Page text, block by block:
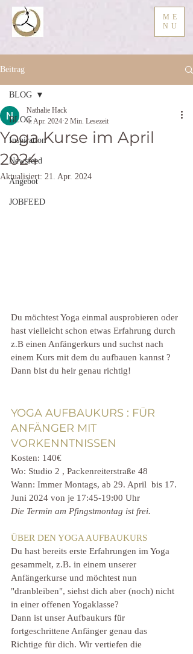
ME
NU
Beitrag
BLOG
Inspiration
Newsfeed
Angebot
JOBFEED
BLOG
Yoga Kurse im April
2024
Nathalie Hack
4. Apr. 2024 2 Min. Lesezeit
Aktualisiert: 21. Apr. 2024
Du möchtest Yoga einmal ausprobieren oder
hast vielleicht schon etwas Erfahrung durch
z.B einen Anfängerkurs und suchst nach
einem Kurs mit dem du aufbauen kannst ?
Dann bist du heir genau richtig!
YOGA AUFBAUKURS : FÜR
ANFÄNGER MIT
VORKENNTNISSEN
Kosten: 140€
Wo: Studio 2 , Packenreiterstraße 48
Wann: Immer Montags, ab 29. April  bis 17.
Juni 2024 von je 17:45-19:00 Uhr
Die Termin am Pfingstmontag ist frei.
ÜBER DEN YOGA AUFBAUKURS
Du hast bereits erste Erfahrungen im Yoga
gesammelt, z.B. in einem unserer
Anfängerkurse und möchtest nun
"dranbleiben", siehst dich aber (noch) nicht
in einer offenen Yogaklasse?
Dann ist unser Aufbaukurs für
fortgeschrittene Anfänger genau das
Richtige für dich. Wir vertiefen die